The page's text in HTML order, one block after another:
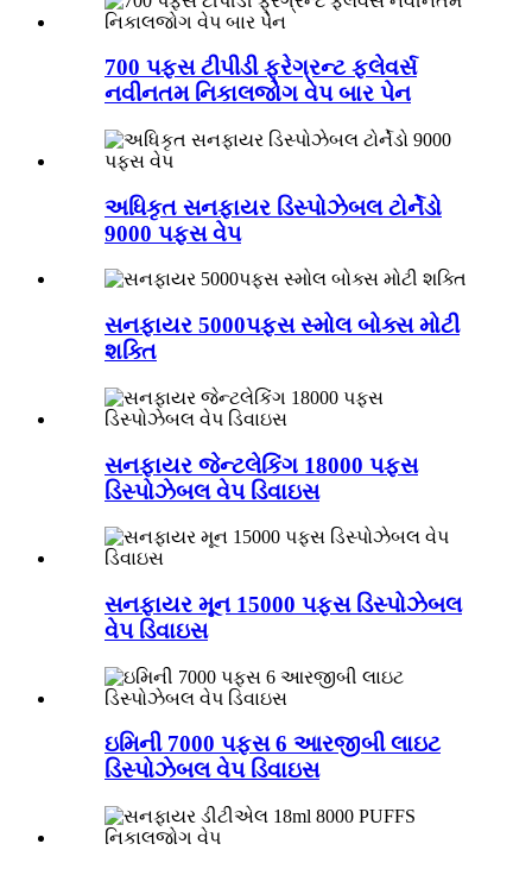
700 પફ્સ ટીપીડી ફ્રેગ્રન્ટ ફ્લેવર્સ
નવીનતમ નિકાલજોગ વેપ બાર પેન
અધિકૃત સનફાયર ડિસ્પોઝેબલ ટોર્નેડો
9000 પફ્સ વેપ
સનફાયર 5000પફ્સ સ્મોલ બોક્સ મોટી
શક્તિ
સનફાયર જેન્ટલેકિંગ 18000 પફ્સ
ડિસ્પોઝેબલ વેપ ડિવાઇસ
સનફાયર મૂન 15000 પફ્સ ડિસ્પોઝેબલ
વેપ ડિવાઇસ
ઇમિની 7000 પફ્સ 6 આરજીબી લાઇટ
ડિસ્પોઝેબલ વેપ ડિવાઇસ